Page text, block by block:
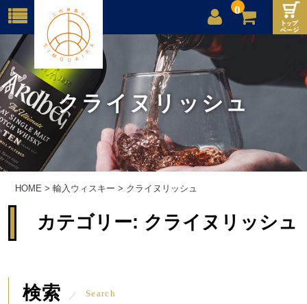
0
店舗案内
ご利用案内
送料
お問合せ
クライヌリッシュ
HOME >輸入ウィスキー > クライヌリッシュ
カテゴリー: クライヌリッシュ
検索 Search